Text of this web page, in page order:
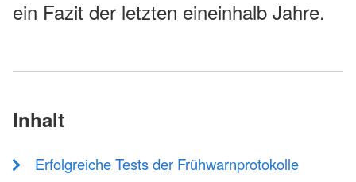
ein Fazit der letzten eineinhalb Jahre.
Inhalt
Erfolgreiche Tests der Frühwarnprotokolle